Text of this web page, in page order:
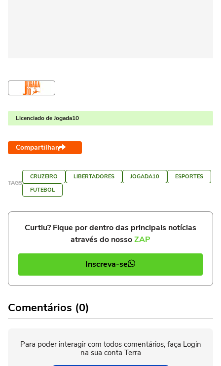
Licenciado de Jogada10
Compartilhar
TAGS
CRUZEIRO LIBERTADORES JOGADA10
ESPORTES
FUTEBOL
Curtiu? Fique por dentro das principais notícias
através do nossoZAP
Inscreva-se
Comentários (0)
Para poder interagir com todos comentários, faça Login
na sua conta Terra